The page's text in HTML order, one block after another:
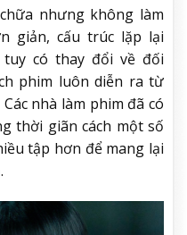
nhưng không làm
giản, cấu trúc lặp lại
tuy có thay đổi về đối
phim luôn diễn ra từ
nhà làm phim đã có
thời giãn cách một số
tập hơn để mang lại